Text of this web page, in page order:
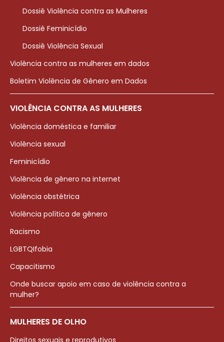
Dossiê Violência contra as Mulheres
Dossiê Feminicídio
Dossiê Violência Sexual
Violência contra as mulheres em dados
Boletim Violência de Gênero em Dados
VIOLÊNCIA CONTRA AS MULHERES
Violência doméstica e familiar
Violência sexual
Feminicídio
Violência de gênero na internet
Violência obstétrica
Violência política de gênero
Racismo
LGBTQIfobia
Capacitismo
Onde buscar apoio em caso de violência contra a
mulher?
MULHERES DE OLHO